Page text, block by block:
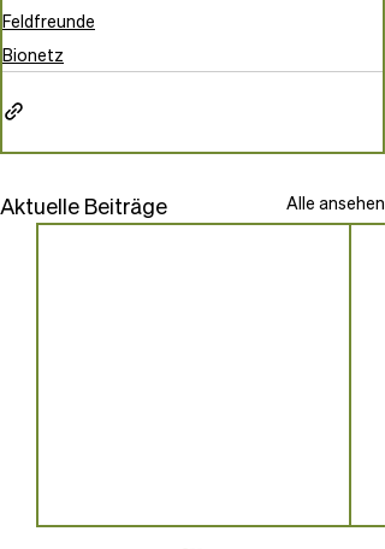
Feldfreunde
Bionetz
Aktuelle Beiträge Alle ansehen